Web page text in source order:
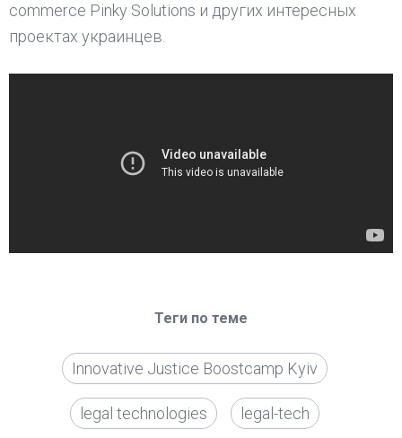
commerce Pinky Solutions и других интересных
проектах украинцев.
Теги по теме
Innovative Justice Boostcamp Kyiv
legal technologies legal-tech